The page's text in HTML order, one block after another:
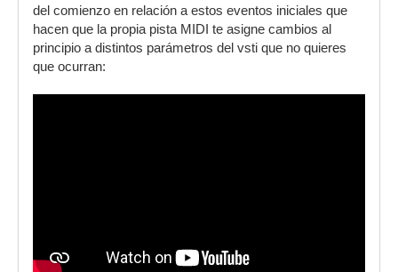
del comienzo en relación a estos eventos iniciales que
hacen que la propia pista MIDI te asigne cambios al
principio a distintos parámetros del vsti que no quieres
que ocurran: